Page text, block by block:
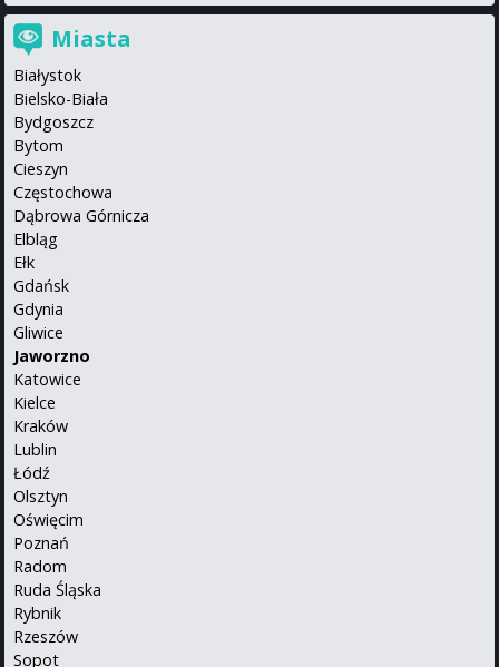
Miasta
Białystok
Bielsko-Biała
Bydgoszcz
Bytom
Cieszyn
Częstochowa
Dąbrowa Górnicza
Elbląg
Ełk
Gdańsk
Gdynia
Gliwice
Jaworzno
Katowice
Kielce
Kraków
Lublin
Łódź
Olsztyn
Oświęcim
Poznań
Radom
Ruda Śląska
Rybnik
Rzeszów
Sopot